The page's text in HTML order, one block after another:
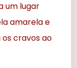
um lugar
amarela e
cravos ao